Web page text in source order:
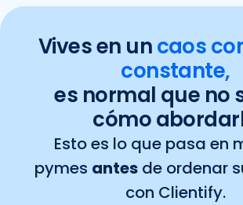
Vives en uncaos
constante,
es normal que no
cómo
Esto es lo que pasa en
pymes antesde ordenar
con Clientify.